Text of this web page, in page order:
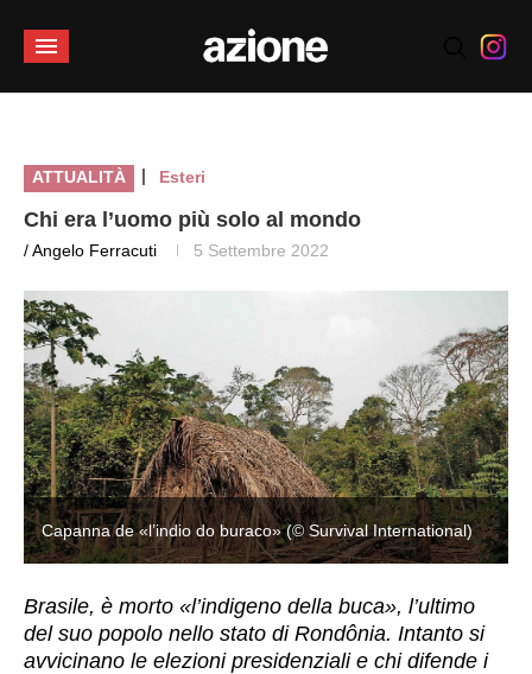
ATTUALITÀ | Esteri
Chi era l’uomo più solo al mondo
/ Angelo Ferracuti 5 Settembre 2022
Capanna de «l’indio do buraco» (© Survival International)
Brasile, è morto «l’indigeno della buca», l’ultimo
del suo popolo nello stato di Rondônia. Intanto si
avvicinano le elezioni presidenziali e chi difende i